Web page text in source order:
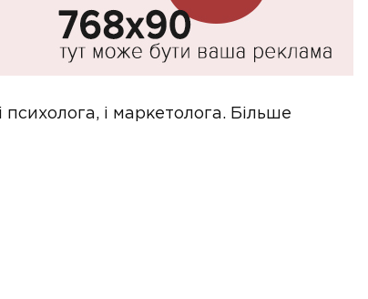
і маркетолога. Більше